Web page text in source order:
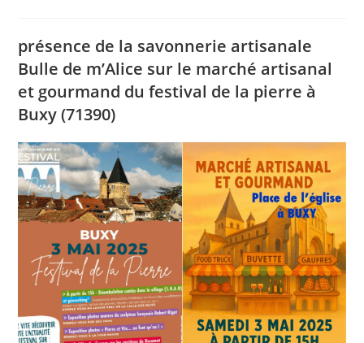
publication :
présence de la savonnerie artisanale
Bulle de m’Alice sur le marché artisanal
et gourmand du festival de la pierre à
Buxy (71390)